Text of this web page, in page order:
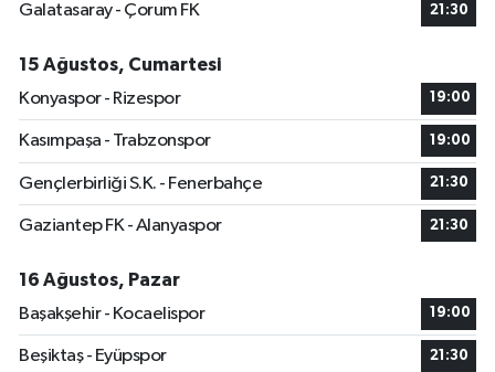
Galatasaray - Çorum FK
21:30
15 Ağustos, Cumartesi
Konyaspor - Rizespor
19:00
Kasımpaşa - Trabzonspor 19:00
Gençlerbirliği S.K. - Fenerbahçe 21:30
Gaziantep FK - Alanyaspor 21:30
16 Ağustos, Pazar
Başakşehir - Kocaelispor
19:00
Beşiktaş - Eyüpspor 21:30